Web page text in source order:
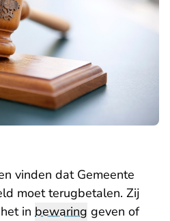
vinden dat Gemeente
moet terugbetalen. Zij
in bewaring geven of